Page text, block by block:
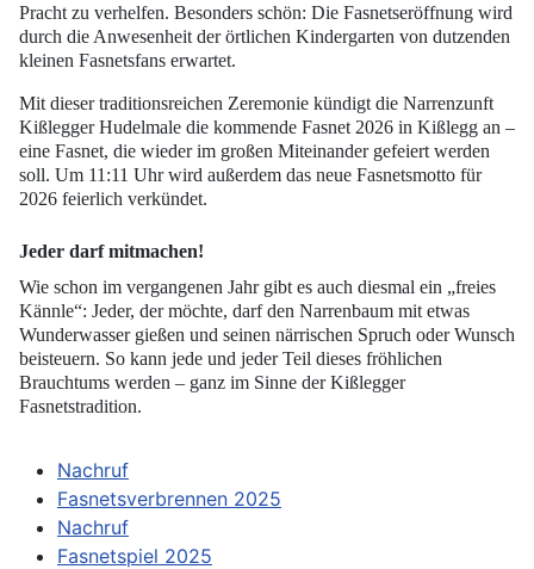
Pracht zu verhelfen. Besonders schön: Die Fasnetseröffnung wird
durch die Anwesenheit der örtlichen Kindergarten von dutzenden
kleinen Fasnetsfans erwartet.
Mit dieser traditionsreichen Zeremonie kündigt die Narrenzunft
Kißlegger Hudelmale die kommende Fasnet 2026 in Kißlegg an –
eine Fasnet, die wieder im großen Miteinander gefeiert werden
soll. Um 11:11 Uhrwird außerdem das neue Fasnetsmotto für
2026 feierlich verkündet.
Jeder darf mitmachen!
Wie schon im vergangenen Jahr gibt es auch diesmal ein „freies
Kännle“: Jeder, der möchte, darf den Narrenbaum mit etwas
Wunderwasser gießen und seinen närrischen Spruch oder Wunsch
beisteuern. So kann jede und jeder Teil dieses fröhlichen
Brauchtums werden – ganz im Sinne der Kißlegger
Fasnetstradition.
Nachruf
Fasnetsverbrennen 2025
Nachruf
Fasnetspiel 2025